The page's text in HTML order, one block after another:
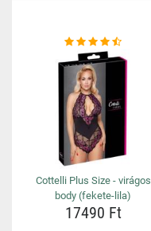
Cottelli Plus Size - virágos
body (fekete-lila)
17490 Ft